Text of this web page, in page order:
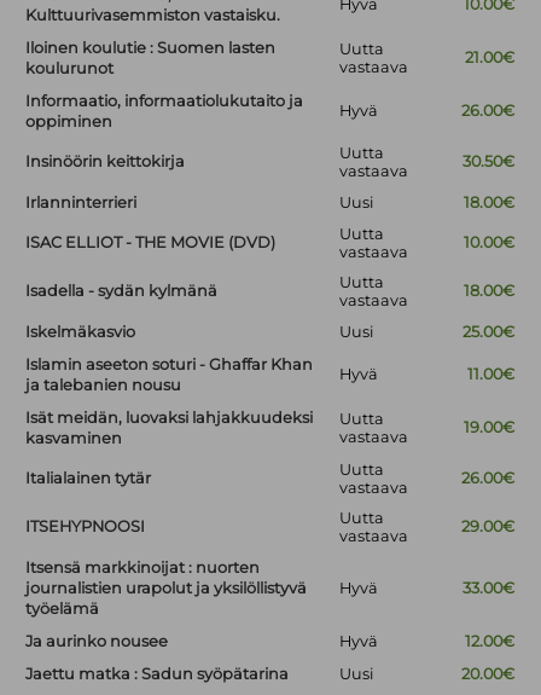
Kulttuurivasemmiston vastaisku.
Hyvä 10.00€
Iloinen koulutie : Suomen lasten
koulurunot
Uutta
vastaava
21.00€
Informaatio, informaatiolukutaito ja
oppiminen
Hyvä 26.00€
Insinöörin keittokirja
Uutta
vastaava
30.50€
Irlanninterrieri Uusi 18.00€
ISAC ELLIOT - THE MOVIE (DVD)
Uutta
vastaava
10.00€
Isadella - sydän kylmänä
Uutta
vastaava
18.00€
Iskelmäkasvio Uusi
25.00€
Islamin aseeton soturi - Ghaffar Khan
ja talebanien nousu
Hyvä 11.00€
Isät meidän, luovaksi lahjakkuudeksi
kasvaminen
Uutta
vastaava
19.00€
Italialainen tytär
Uutta
vastaava
26.00€
ITSEHYPNOOSI
Uutta
vastaava
29.00€
Itsensä markkinoijat : nuorten
journalistien urapolut ja yksilöllistyvä
työelämä
Hyvä 33.00€
Ja aurinko nousee Hyvä
12.00€
Jaettu matka : Sadun syöpätarina
Uusi 20.00€